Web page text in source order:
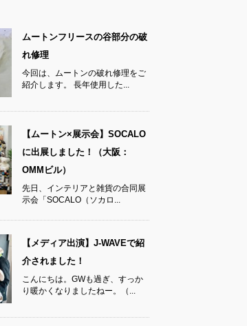
ムートンフリースの谷部分の破
れ修理
今回は、ムートンの破れ修理をご
紹介します。 長年使用した...
【ムートン×展示会】SOCALO
に出展しました！（大阪：
OMMビル）
先日、インテリアと雑貨の合同展
示会「SOCALO（ソカロ...
【メディア出演】J-WAVEで紹
介されました！
こんにちは。GWも過ぎ、すっか
り暖かくなりましたねー。（...